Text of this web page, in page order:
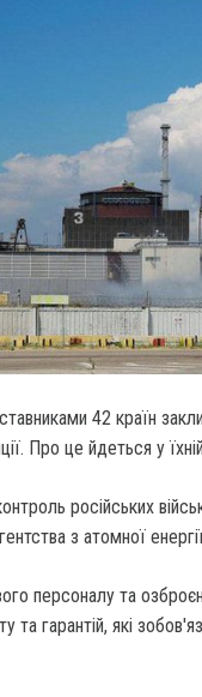
42 країн
Про це йдеться у їхній
російських
з атомної
персоналу та
та гарантій, які